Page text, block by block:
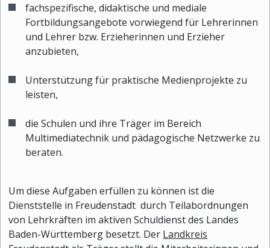
fachspezifische, didaktische und mediale
Fortbildungsangebote vorwiegend für Lehrerinnen
und Lehrer bzw. Erzieherinnen und Erzieher
anzubieten,
Unterstützung für praktische Medienprojekte zu
leisten,
die Schulen und ihre Träger im Bereich
Multimediatechnik und pädagogische Netzwerke zu
beraten.
Um diese Aufgaben erfüllen zu können ist die
Dienststelle in Freudenstadt durch Teilabordnungen
von Lehrkräften im aktiven Schuldienst des Landes
Baden-Württemberg besetzt. Der Landkreis